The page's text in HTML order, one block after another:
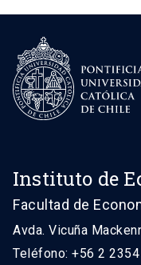
Instituto de
Facultad de
Avda. Vicuña
Teléfono: +56 2